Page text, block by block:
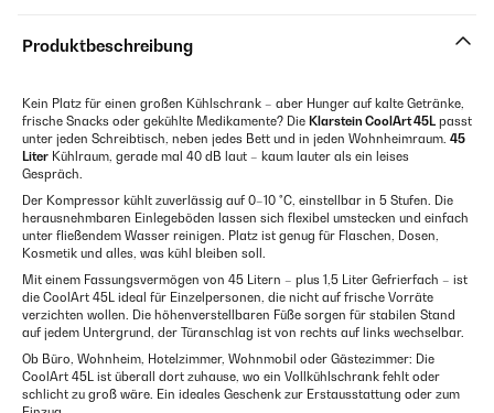
Produktbeschreibung
Kein Platz für einen großen Kühlschrank – aber Hunger auf kalte Getränke,
frische Snacks oder gekühlte Medikamente? Die Klarstein CoolArt 45L passt
unter jeden Schreibtisch, neben jedes Bett und in jeden Wohnheimraum. 45
Liter Kühlraum, gerade mal 40 dB laut – kaum lauter als ein leises
Gespräch.
Der Kompressor kühlt zuverlässig auf 0–10 °C, einstellbar in 5 Stufen. Die
herausnehmbaren Einlegeböden lassen sich flexibel umstecken und einfach
unter fließendem Wasser reinigen. Platz ist genug für Flaschen, Dosen,
Kosmetik und alles, was kühl bleiben soll.
Mit einem Fassungsvermögen von 45 Litern – plus 1,5 Liter Gefrierfach – ist
die CoolArt 45L ideal für Einzelpersonen, die nicht auf frische Vorräte
verzichten wollen. Die höhenverstellbaren Füße sorgen für stabilen Stand
auf jedem Untergrund, der Türanschlag ist von rechts auf links wechselbar.
Ob Büro, Wohnheim, Hotelzimmer, Wohnmobil oder Gästezimmer: Die
CoolArt 45L ist überall dort zuhause, wo ein Vollkühlschrank fehlt oder
schlicht zu groß wäre. Ein ideales Geschenk zur Erstausstattung oder zum